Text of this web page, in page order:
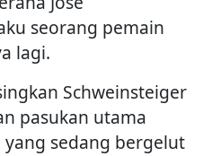
seorang pemain
lagi.
Schweinsteiger
pasukan utama
sedang bergelut